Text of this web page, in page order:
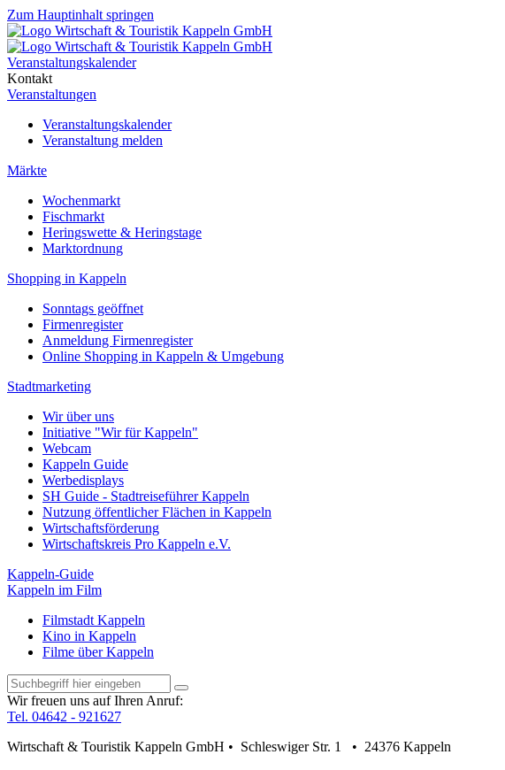
Zum Hauptinhalt springen
Veranstaltungskalender
Kontakt
Veranstaltungen
Veranstaltungskalender
Veranstaltung melden
Märkte
Wochenmarkt
Fischmarkt
Heringswette & Heringstage
Marktordnung
Shopping in Kappeln
Sonntags geöffnet
Firmenregister
Anmeldung Firmenregister
Online Shopping in Kappeln & Umgebung
Stadtmarketing
Wir über uns
Initiative "Wir für Kappeln"
Webcam
Kappeln Guide
Werbedisplays
SH Guide - Stadtreiseführer Kappeln
Nutzung öffentlicher Flächen in Kappeln
Wirtschaftsförderung
Wirtschaftskreis Pro Kappeln e.V.
Kappeln-Guide
Kappeln im Film
Filmstadt Kappeln
Kino in Kappeln
Filme über Kappeln
Wir freuen uns auf Ihren Anruf:
Tel. 04642 - 921627
Wirtschaft & Touristik Kappeln GmbH • Schleswiger Str. 1 • 24376 Kappeln